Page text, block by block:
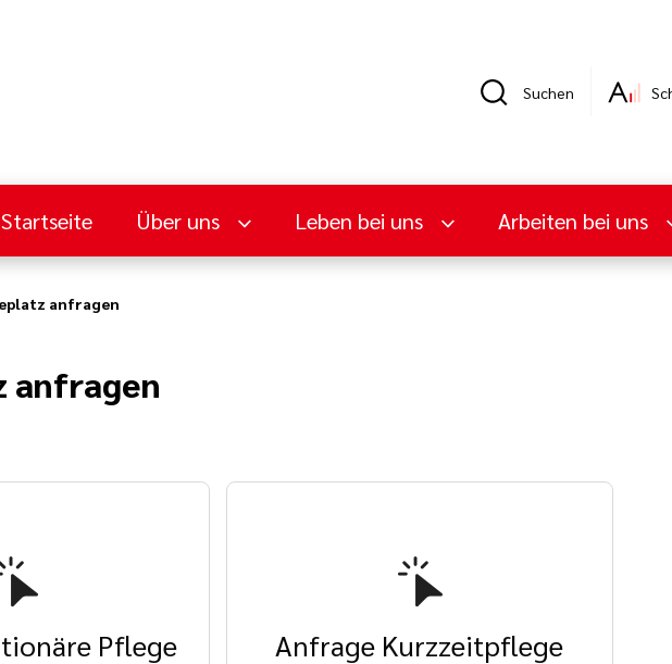
Suchen
Startseite Über uns Leben bei uns Arbeiten bei uns
anfragen
anfragen
Pflege Anfrage Kurzzeitpflege